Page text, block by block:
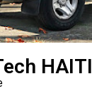
HAITI